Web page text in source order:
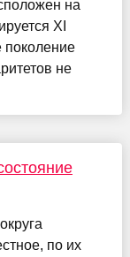
на
XI
поколение
не
по их